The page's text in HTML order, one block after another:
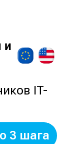
и
IT-
3 шага